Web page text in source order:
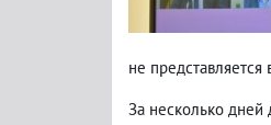
не
За несколько дней